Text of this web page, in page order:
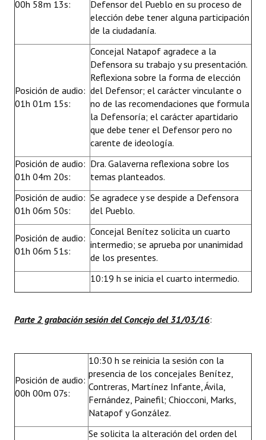
00h 58m 13s:
Defensor del Pueblo en su proceso de
elección debe tener alguna participación
de la ciudadanía.
Posición de audio:
01h 01m 15s:
Concejal Natapof agradece a la
Defensora su trabajo y su presentación.
Reflexiona sobre la forma de elección
del Defensor; el carácter vinculante o
no de las recomendaciones que formula
la Defensoría; el carácter apartidario
que debe tener el Defensor pero no
carente de ideología.
Posición de audio:
01h 04m 20s:
Dra. Galaverna reflexiona sobre los
temas planteados.
Posición de audio:
01h 06m 50s:
Se agradece y se despide a Defensora
del Pueblo.
Posición de audio:
01h 06m 51s:
Concejal Benítez solicita un cuarto
intermedio; se aprueba por unanimidad
de los presentes.
10:19 h se inicia el cuarto intermedio.
Parte 2 grabación sesión del Concejo del 31/03/16:
Posición de audio:
00h 00m 07s:
10:30 h se reinicia la sesión con la
presencia de los concejales Benítez,
Contreras, Martínez Infante, Ávila,
Fernández, Painefil; Chiocconi, Marks,
Natapof y González.
Se solicita la alteración del orden del